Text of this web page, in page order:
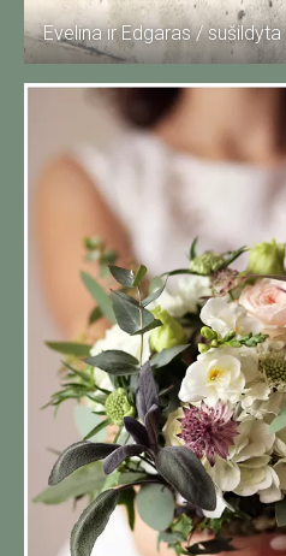
Evelina ir Edgaras /